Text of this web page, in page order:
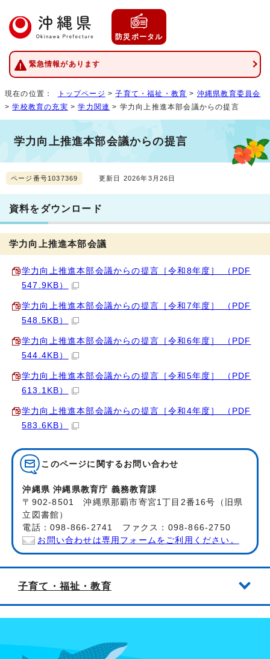
防災ポータル
緊急情報があります
現在の位置： トップページ >子育て・福祉・教育 > 沖縄県教育委員会
>学校教育の充実 >学力関連 > 学力向上推進本部会議からの提言
学力向上推進本部会議からの提言
ページ番号1037369 更新日 2026年3月26日
資料をダウンロード
学力向上推進本部会議
学力向上推進本部会議からの提言［令和8年度］ （PDF
547.9KB）
学力向上推進本部会議からの提言［令和7年度］ （PDF
548.5KB）
学力向上推進本部会議からの提言［令和6年度］ （PDF
544.4KB）
学力向上推進本部会議からの提言［令和5年度］ （PDF
613.1KB）
学力向上推進本部会議からの提言［令和4年度］ （PDF
583.6KB）
このページに関する お問い合わせ
沖縄県 沖縄県教育庁 義務教育課
〒902-8501 沖縄県那覇市寄宮1丁目2番16号（旧県
立図書館）
電話：098-866-2741 ファクス：098-866-2750
お問い合わせは専用フォームをご利用ください。
子育て・福祉・教育